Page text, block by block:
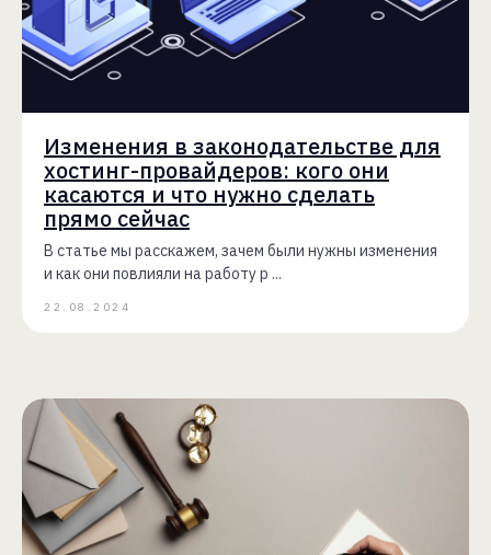
Изменения в законодательстве для
хостинг-провайдеров: кого они
касаются и что нужно сделать
прямо сейчас
В статье мы расскажем, зачем были нужны изменения
и как они повлияли на работу р ...
22.08.2024